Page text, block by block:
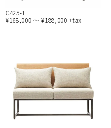
C425-1
¥168,000 ～ ¥188,000 +tax